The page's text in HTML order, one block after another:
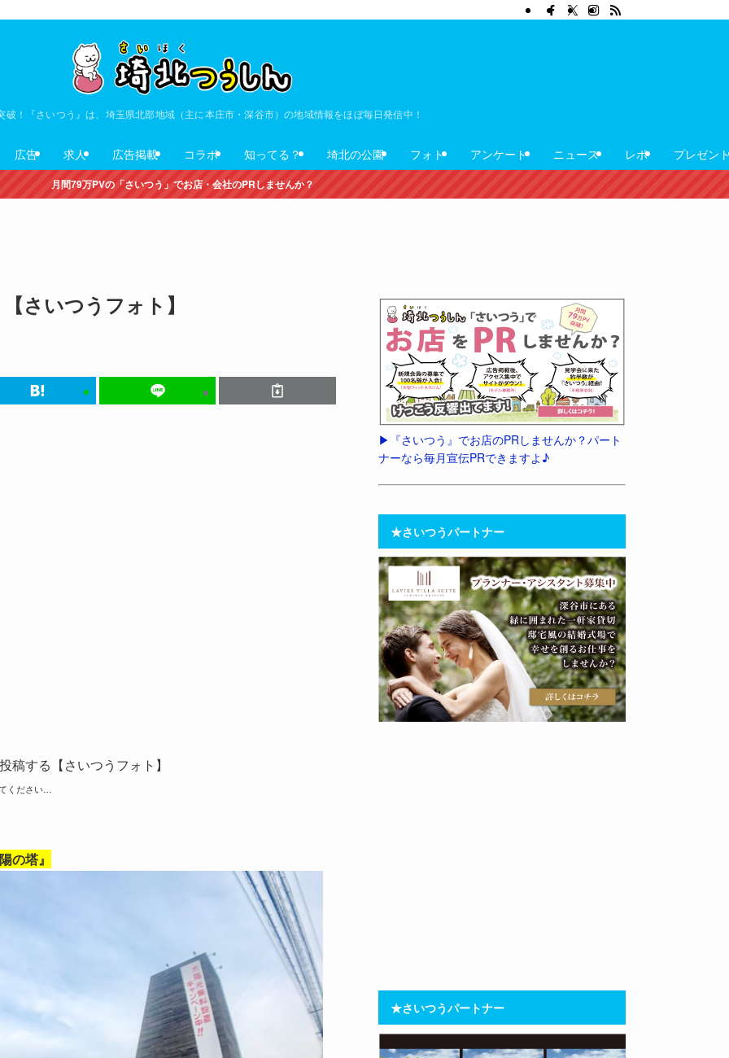
破！『さいつう』は、埼玉県北部地域（主に本庄市・深谷市）の地域情報をほぼ毎日発信中！
広告 求人 広告掲載 コラボ 知ってる？ 埼北の公園 フォト アンケート ニュース レポ プレゼン
月間79万PVの「さいつう」でお店・会社のPRしませんか？
さいつうフォト】
稿する【さいつうフォト】
ください…
の塔』
▶︎『さいつう』でお店のPRしませんか？パート
ナーなら毎月宣伝PRできますよ♪
★さいつうパートナー
★さいつうパートナー